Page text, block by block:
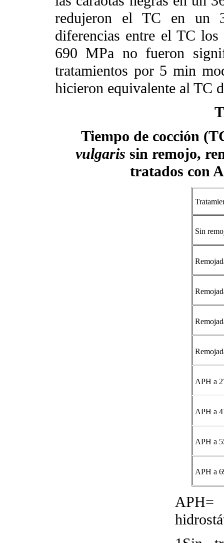
redujeron el TC en un
diferencias entre el TC
690 MPa no fueron
tratamientos por 5 min
hicieron equivalente al TC
Tiempo de cocción
vulgaris sin remojo,
tratados con
Sin
APH a
APH a
APH a
APH a